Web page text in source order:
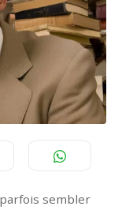
sembler